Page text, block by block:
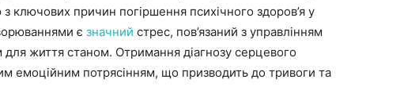
ключових причин погіршення психічного здоров’я у
є значний стрес, пов’язаний з управлінням
життя станом. Отримання діагнозу серцевого
емоційним потрясінням, що призводить до тривоги та